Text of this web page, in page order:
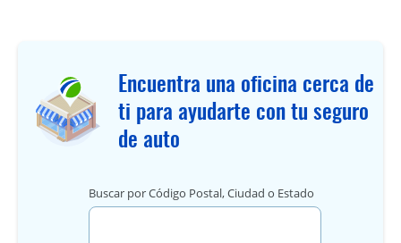
Encuentra una oficina cerca de
ti para ayudarte con tu seguro
de auto
Buscar por Código Postal, Ciudad o Estado